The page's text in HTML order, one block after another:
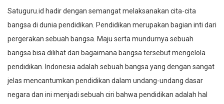
Satuguru.id hadir dengan semangat melaksanakan cita-cita
bangsa di dunia pendidikan. Pendidikan merupakan bagian inti dari
pergerakan sebuah bangsa. Maju serta mundurnya sebuah
bangsa bisa dilihat dari bagaimana bangsa tersebut mengelola
pendidikan. Indonesia adalah sebuah bangsa yang dengan sangat
jelas mencantumkan pendidikan dalam undang-undang dasar
negara dan ini menjadi sebuah ciri bahwa pendidikan adalah hal